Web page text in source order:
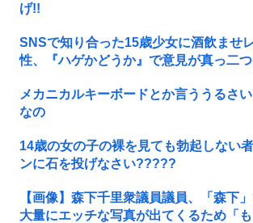
げ!!
SNSで知り合った15歳少女に酒飲ませ
性、『ハゲかどうか』で意見が真っ二
メカニカルキーボードとか言ううるさ
なの
14歳の女の子の裸を見ても勃起しない
ンに石を投げなさい?????
【画像】森下千里衆議員議員、「森下
大量にエッチな写真が出てくるため「